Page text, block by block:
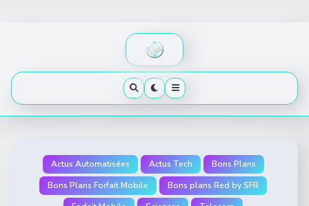
Actus Automatisées Actus Tech
Bons Plans
Bons Plans Forfait Mobile
Bons plans Red by SFR